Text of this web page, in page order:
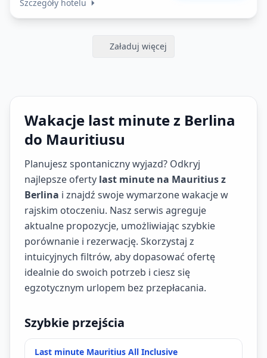
Szczegóły hotelu
Załaduj więcej
Wakacje last minute z Berlina
do Mauritiusu
Planujesz spontaniczny wyjazd? Odkryj
najlepsze oferty last minute na Mauritius z
Berlina i znajdź swoje wymarzone wakacje w
rajskim otoczeniu. Nasz serwis agreguje
aktualne propozycje, umożliwiając szybkie
porównanie i rezerwację. Skorzystaj z
intuicyjnych filtrów, aby dopasować ofertę
idealnie do swoich potrzeb i ciesz się
egzotycznym urlopem bez przepłacania.
Szybkie przejścia
Last minute Mauritius All Inclusive